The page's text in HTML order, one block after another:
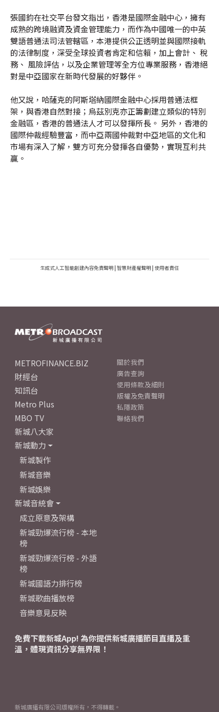
張國鈞在社交平台發文指出，香港是國際金融中心，擁有
成熟的跨境融資及資金管理能力，而作為中國唯一的中英
雙語普通法司法管轄區，本港提供公正透明並與國際接軌
的法律制度，深受全球投資者肯定和信賴，加上會計、 稅
務、 風險評估，以及企業管理等全方位專業服務，香港絕
對是中亞國家在新時代發展的好夥伴。
他又說，哈薩克的阿斯塔納國際金融中心採用普通法框
架，與香港自然對接；烏茲別克亦正籌劃建立類似的特別
金融區，香港的普通法人才可以發揮所長。 另外，香港的
國際仲裁經驗豐富，而中亞兩國仲裁對中亞地區的文化和
市場有深入了解，雙方可充分發揮各自優勢，實現互利共
贏。
生成式人工智能創建內容免責聲明 | 智慧財產權聲明 | 使用者責任
METROFINANCE.BIZ
財經台
知訊台
Metro Plus
MBO TV
新城八大家
新城動力
新城製作
新城音樂
新城娛樂
新城音統會
成立原意及架構
新城勁爆流行榜 - 本地
榜
新城勁爆流行榜 - 外語
榜
新城國語力排行榜
新城歌曲播放榜
音樂意見反映
關於我們
廣告查詢
使用條款及細則
版權及免責聲明
私隱政策
聯絡我們
免費下載新城App! 為你提供新城廣播節目直播及重
溫，體現資訊分享無界限！
新城廣播有限公司版權所有，不得轉載。